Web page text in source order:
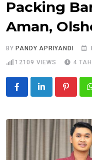
Packing
Aman,
BY PANDY APRIYANDI
12109 VIEWS 4